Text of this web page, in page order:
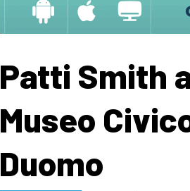
Patti Smith
Museo
Duomo